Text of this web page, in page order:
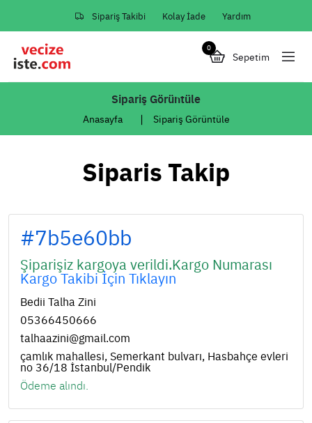
Sipariş Takibi Kolay İade Yardım
Sepetim
0
Sipariş Görüntüle
Anasayfa Sipariş Görüntüle
Siparis Takip
#7b5e60bb
Şiparişiz kargoya verildi.Kargo Numarası
Kargo Takibi İçin Tıklayın
Bedii Talha Zini
05366450666
talhaazini@gmail.com
çamlık mahallesi, Semerkant bulvarı, Hasbahçe evleri
no 36/18 İstanbul/Pendik
Ödeme alındı.